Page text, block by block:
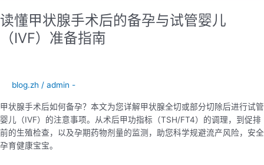
读懂甲状腺手术后的备孕与试管婴儿
（IVF）准备指南
blog.zh / admin -
甲状腺手术后如何备孕？本文为您详解甲状腺全切或部分切除后进行试管
婴儿（IVF）的注意事项。从术后甲功指标（TSH/FT4）的调理，到促排
前的生殖检查，以及孕期药物剂量的监测，助您科学规避流产风险，安全
孕育健康宝宝。